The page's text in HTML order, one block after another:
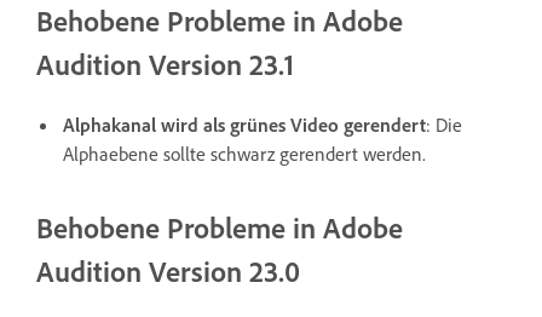
Behobene Probleme in Adobe
Audition Version 23.1
Alphakanal wird als grünes Video gerendert: Die
Alphaebene sollte schwarz gerendert werden.
Behobene Probleme in Adobe
Audition Version 23.0